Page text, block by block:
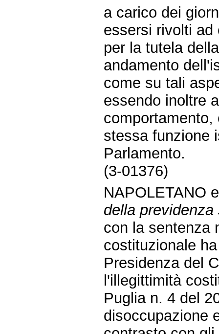
a carico dei
essersi rivolti ad
per la tutela
andamento
come su tali
essendo inoltre
stessa funzione
Parlamento.
(3-01376)
NAPOLETANO
della previdenza
con la sentenza
costituzionale
Presidenza del
l'illegittimità
Puglia n. 4 del
disoccupazione